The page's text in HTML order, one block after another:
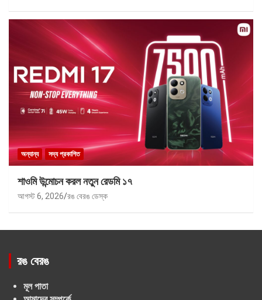
অন্যান্য সদ্য প্রকাশিত
শাওমি উন্মোচন করল নতুন রেডমি ১৭
আগস্ট 6, 2026 রঙ বেরঙ ডেস্ক
রঙ বেরঙ
মূল পাতা